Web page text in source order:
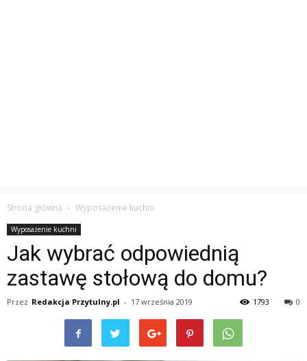
Strona główna Wyposażenie kuchni
Wyposażenie kuchni
Jak wybrać odpowiednią
zastawę stołową do domu?
Przez Redakcja Przytulny.pl - 17 września 2019 0
1793